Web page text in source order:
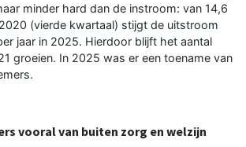
minder hard dan de instroom: van 14,6
(vierde kwartaal) stijgt de uitstroom
jaar in 2025. Hierdoor blijft het aantal
groeien. In 2025 was er een toename van
vooral van buiten zorg en welzijn